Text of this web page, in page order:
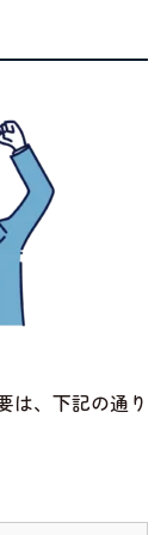
は、下記の通り